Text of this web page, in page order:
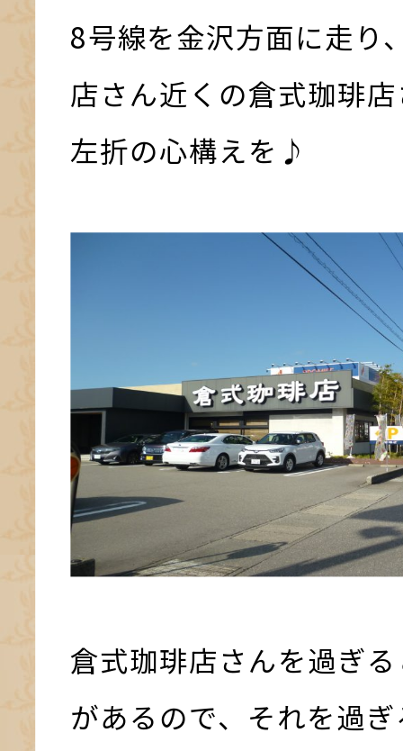
8号線を金沢方面に走り
店さん近くの倉式珈琲
左折の心構えを♪
倉式珈琲店さんを過ぎ
があるので、それを過